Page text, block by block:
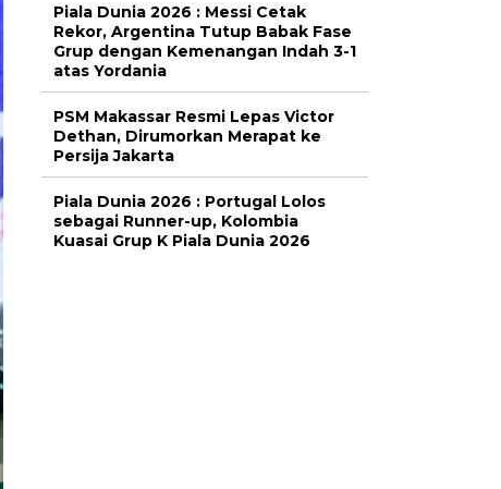
Piala Dunia 2026 : Messi Cetak
Rekor, Argentina Tutup Babak Fase
Grup dengan Kemenangan Indah 3-1
atas Yordania
PSM Makassar Resmi Lepas Victor
Dethan, Dirumorkan Merapat ke
Persija Jakarta
Piala Dunia 2026 : Portugal Lolos
sebagai Runner-up, Kolombia
Kuasai Grup K Piala Dunia 2026